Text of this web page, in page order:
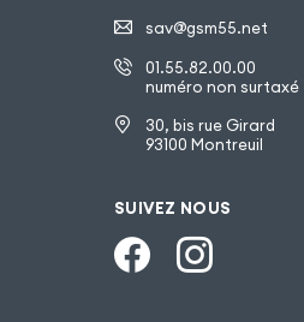
sav@gsm55.net
01.55.82.00.00
numéro non surtaxé
30, bis rue Girard
93100 Montreuil
SUIVEZ NOUS